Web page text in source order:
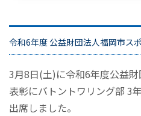
令和6年度 公益財団法人福岡市ス
3月8日(土)に令和6年度公益
表彰にバトントワリング部 3
出席しました。